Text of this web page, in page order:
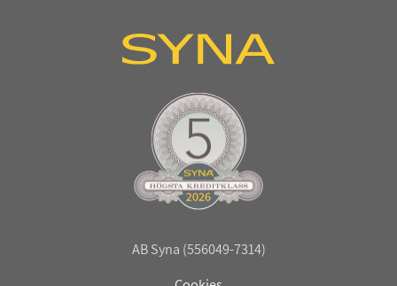
AB Syna (556049-7314)